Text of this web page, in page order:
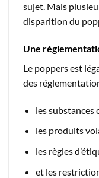
sujet. Mais
disparition du
Une
Le poppers est
des
les substances
les produits
les règles
et les